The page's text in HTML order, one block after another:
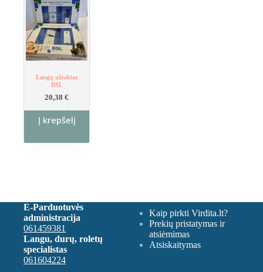
Langų užraktas
BSL
20,38€
Į krepšelį
E-Parduotuvės
administracija
061459381
Langu, durų, roletų
specialistas
061604224
Kaip pirkti Virdita.lt?
Prekių pristatymas ir
atsiėmimas
Atsiskaitymas